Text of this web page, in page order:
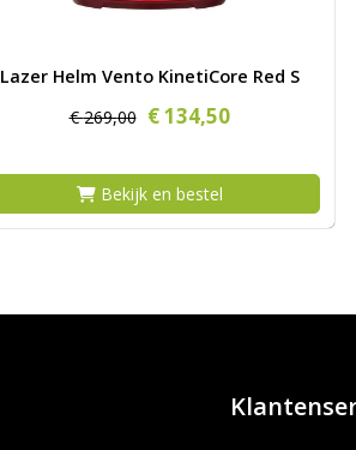
Lazer Helm Vento KinetiCore Red S
€269,00 €134,50
Bekijk en bestel